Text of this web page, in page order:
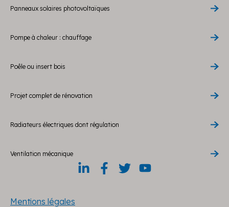
Panneaux solaires photovoltaïques
Pompe à chaleur : chauffage
Poêle ou insert bois
Projet complet de rénovation
Radiateurs électriques dont régulation
Ventilation mécanique
Mentions légales